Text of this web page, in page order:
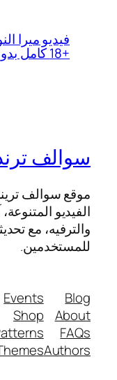
فيديو ميرا
+18 كامل بدون تغبيش
سوالف
موقع سوالف
الفيديو
والترفيه، مع
للمستخدمين.
Blog
About
FAQs
Authors
Events
Shop